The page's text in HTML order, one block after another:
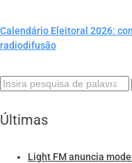
Calendário Eleitoral 2026:
radiodifusão
Últimas
Light FM anuncia